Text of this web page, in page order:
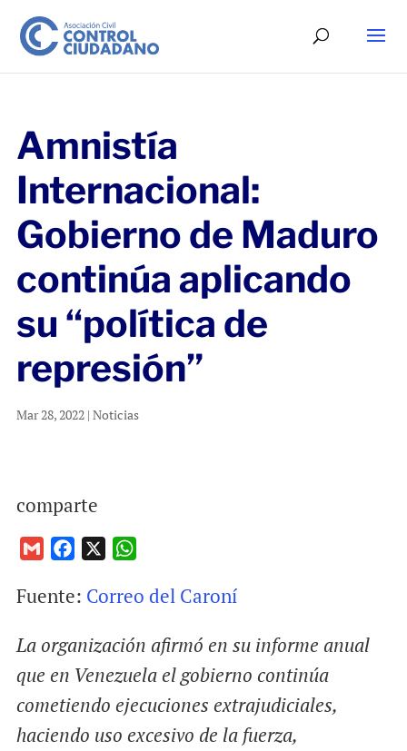
Amnistía
Internacional:
Gobierno de Maduro
continúa aplicando
su “política de
represión”
Mar 28, 2022| Noticias
comparte
a
l
c
b
o
k
a
s
A
p
Fuente: Correo del Caroní
La organización afirmó en su informe anual
que en Venezuela el gobierno continúa
cometiendo ejecuciones extrajudiciales,
haciendo uso excesivo de la fuerza,